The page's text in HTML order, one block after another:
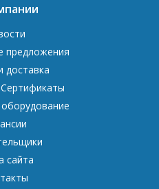
предложения
доставка
сайта